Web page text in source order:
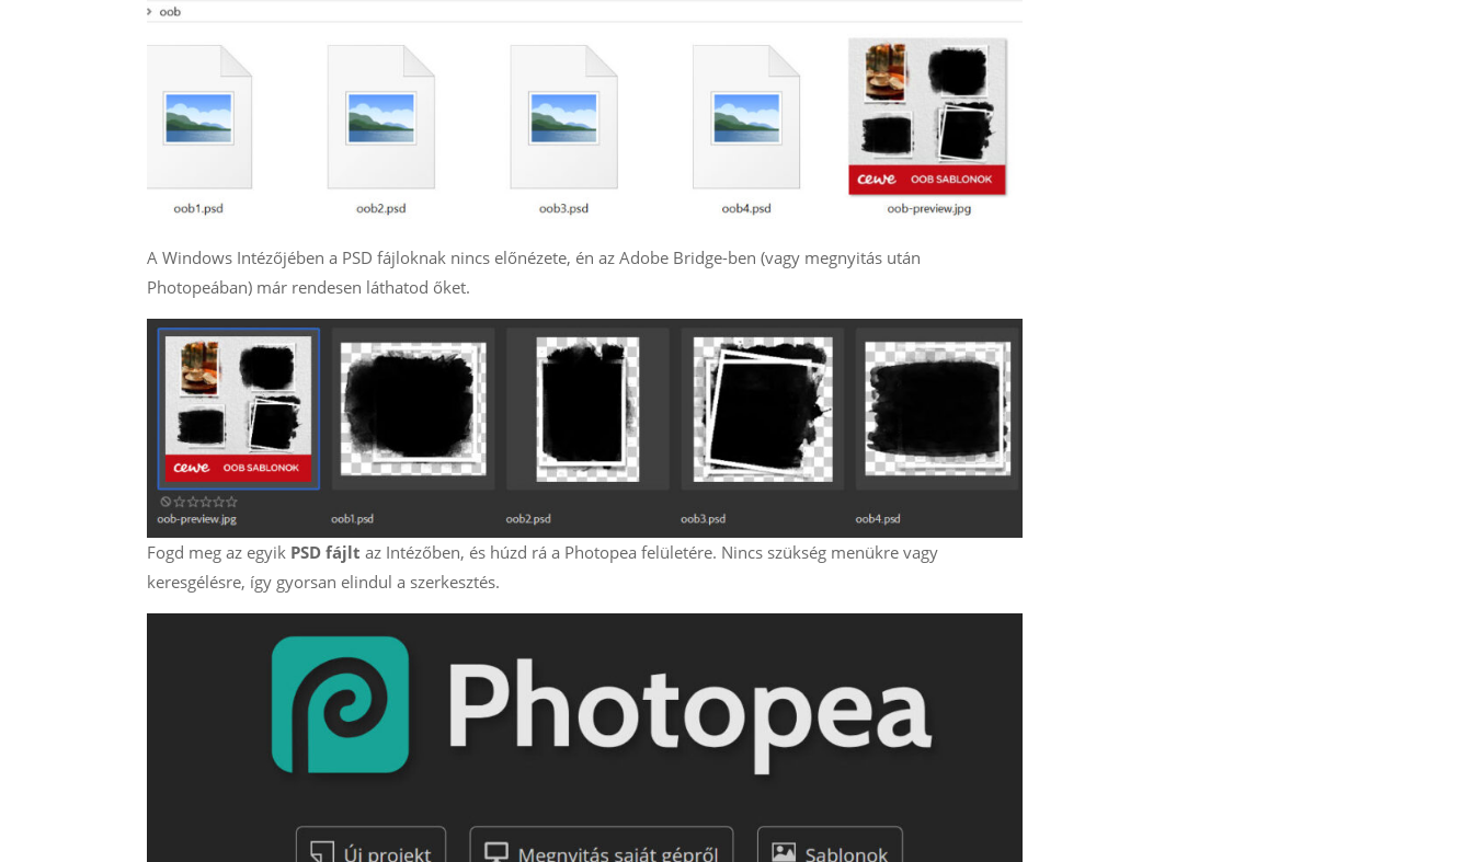
A Windows Intézőjében a PSD fájloknak nincs előnézete, én az Adobe Bridge-ben (vagy megnyitás után
Photopeában) már rendesen láthatod őket.
Fogd meg az egyik PSD fájlt az Intézőben, és húzd rá a Photopea felületére. Nincs szükség menükre vagy
keresgélésre, így gyorsan elindul a szerkesztés.